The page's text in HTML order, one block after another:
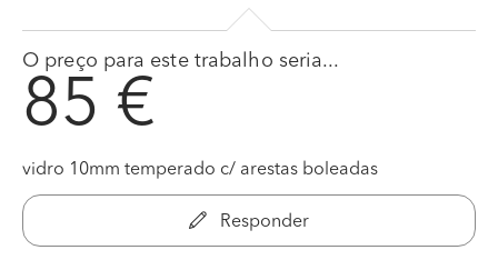
O preço para este trabalho seria...
85 €
vidro 10mm temperado c/ arestas boleadas
Responder